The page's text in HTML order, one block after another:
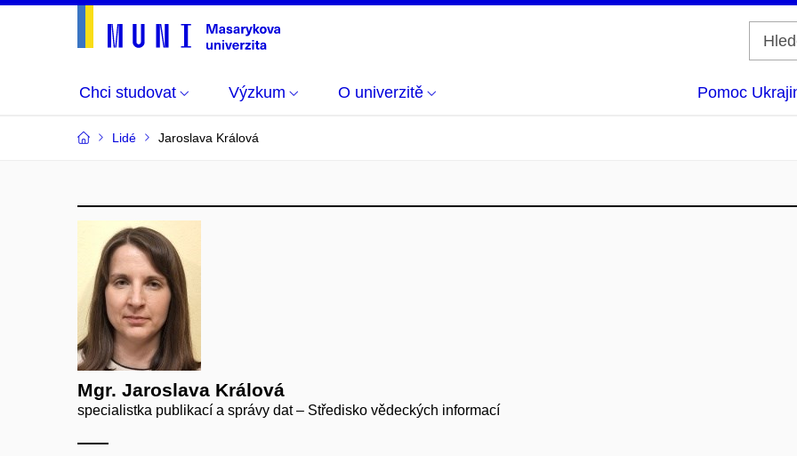
Chci studovat Výzkum O univerzitě Pomoc
Lidé Jaroslava Králová
Mgr. Jaroslava Králová
specialistka publikací a správy dat – Středisko vědeckých informací